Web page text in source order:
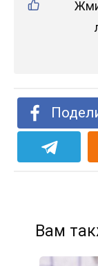
Жми
Вам